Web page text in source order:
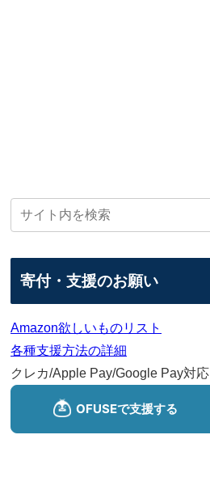
寄付・支援のお願い
Amazon欲しいものリスト
各種支援方法の詳細
クレカ/Apple Pay/Google Pay対応